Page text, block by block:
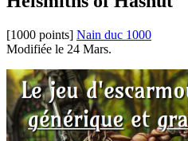
[1000 points] Nain duc 1000
Modifiée le 24 Mars.